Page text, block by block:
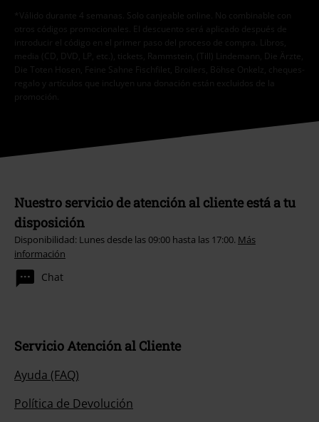
*Válido durante 4 semanas. Solo canjeable online. No combinable con
otros códigos promocionales. El descuento será aplicado después de
introducir el código en el primer paso del proceso de compra. Libros,
media (CD, DVD, LP, etc.), tickets, Rammstein, (Till) Lindemann, Die Ärzte,
Die Toten Hosen, Feine Sahne Fischfilet, Broilers, Böhse Onkelz, cheques-
regalo y artículos que incluyen una donación están excluidos de la
promoción.
Nuestro servicio de atención al cliente está a tu
disposición
Disponibilidad: Lunes desde las 09:00 hasta las 17:00. Más
información
Chat
Servicio Atención al Cliente
Ayuda (FAQ)
Política de Devolución